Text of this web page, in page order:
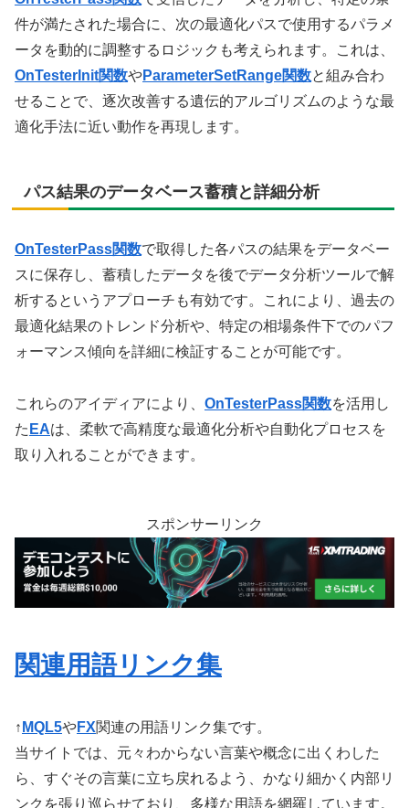
件が満たされた場合に、次の最適化パスで使用するパラメ
ータを動的に調整するロジックも考えられます。これは、
OnTesterInit関数やParameterSetRange関数と組み合わ
せることで、逐次改善する遺伝的アルゴリズムのような最
適化手法に近い動作を再現します。
パス結果のデータベース蓄積と詳細分析
OnTesterPass関数で取得した各パスの結果をデータベー
スに保存し、蓄積したデータを後でデータ分析ツールで解
析するというアプローチも有効です。これにより、過去の
最適化結果のトレンド分析や、特定の相場条件下でのパフ
ォーマンス傾向を詳細に検証することが可能です。
これらのアイディアにより、 OnTesterPass関数を活用し
た EAは、柔軟で高精度な最適化分析や自動化プロセスを
取り入れることができます。
スポンサーリンク
関連用語リンク集
↑ MQL5やFX関連の用語リンク集です。
当サイトでは、元々わからない言葉や概念に出くわした
ら、すぐその言葉に立ち戻れるよう、かなり細かく内部リ
ンクを張り巡らせており、多様な用語を網羅しています。